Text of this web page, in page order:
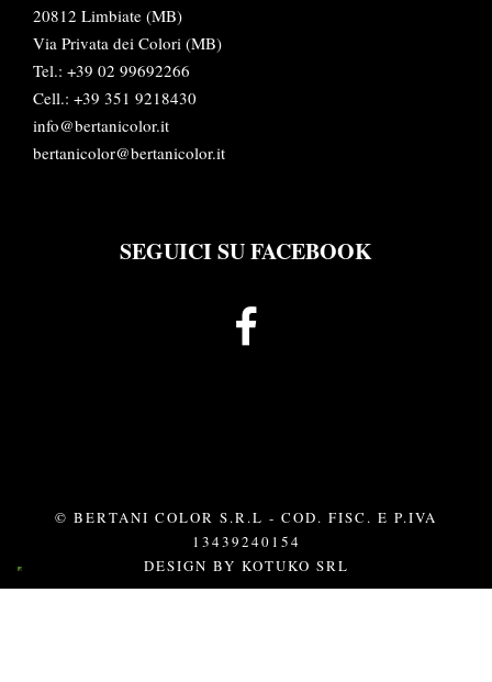
20812 Limbiate (MB)
Via Privata dei Colori (MB)
Tel.: +39 02 99692266
Cell.: +39 351 9218430
info@bertanicolor.it
bertanicolor@bertanicolor.it
SEGUICI SU FACEBOOK
© BERTANI COLOR S.R.L - COD. FISC. E P.IVA
13439240154
DESIGN BY KOTUKO SRL